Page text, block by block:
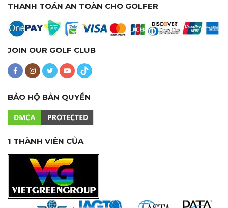
THANH TOÁN AN TOÀN CHO GOLFER
JOIN OUR GOLF CLUB
BẢO HỘ BẢN QUYỀN
1 THÀNH VIÊN CỦA